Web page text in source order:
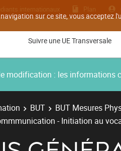
sur ce site, vous acceptez
internationaux Plan
Suivre une UE Transversale
modification : les informations
BUT BUT Mesures
- Initiation au